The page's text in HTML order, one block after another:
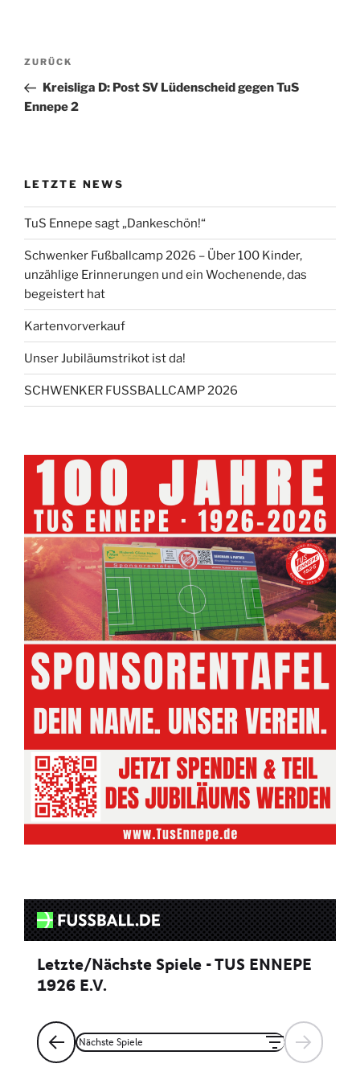
Beitragsnavigation
Vorheriger
Beitrag
ZURÜCK
Kreisliga D: Post SV Lüdenscheid gegen TuS
Ennepe 2
LETZTE NEWS
TuS Ennepe sagt „Dankeschön!“
Schwenker Fußballcamp 2026 – Über 100 Kinder,
unzählige Erinnerungen und ein Wochenende, das
begeistert hat
Kartenvorverkauf
Unser Jubiläumstrikot ist da!
SCHWENKER FUSSBALLCAMP 2026